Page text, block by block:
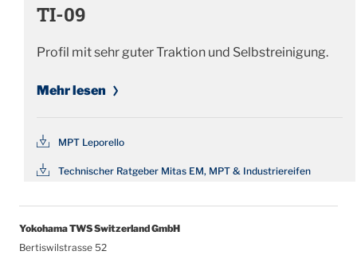
TI-09
Profil mit sehr guter Traktion und Selbstreinigung.
Mehr lesen
MPT Leporello
Technischer Ratgeber Mitas EM, MPT & Industriereifen
Yokohama TWS Switzerland GmbH
Bertiswilstrasse 52